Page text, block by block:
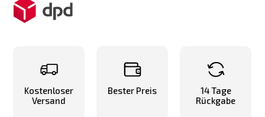
Kostenloser
Versand
Bester Preis
14 Tage
Rückgabe